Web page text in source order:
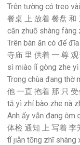
Trên tường có treo
餐桌 上 放着 餐盘 和
cān zhuō shàng fàng
Trên bàn ăn có để
寺庙 里 供着 一 尊 观
sì miào lǐ gòng zhe yì
Trong chùa đang thờ
他 一直 抱着 那 只 受
tā yì zhí bào zhe nà
Anh ấy vẫn đang ôm
体检 通知 上 写着 李
tǐ jiǎn tōng zhī shàng